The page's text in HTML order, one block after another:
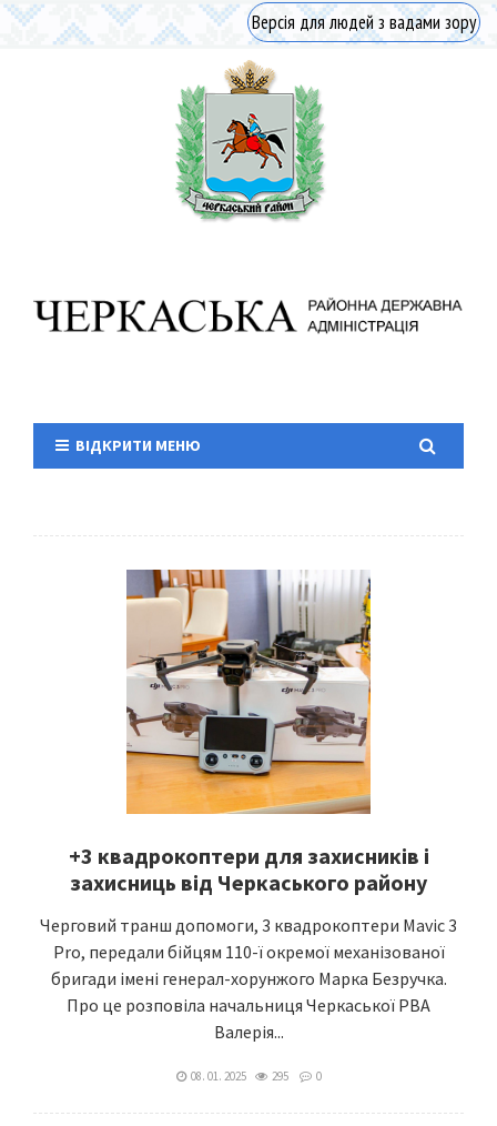
Версія для людей з вадами зору
ВІДКРИТИ МЕНЮ
+3 квадрокоптери для захисників і
захисниць від Черкаського району
Черговий транш допомоги, 3 квадрокоптери Mavic 3
Pro, передали бійцям 110-ї окремої механізованої
бригади імені генерал-хорунжого Марка Безручка.
Про це розповіла начальниця Черкаської РВА
Валерія...
08. 01. 2025 295 0